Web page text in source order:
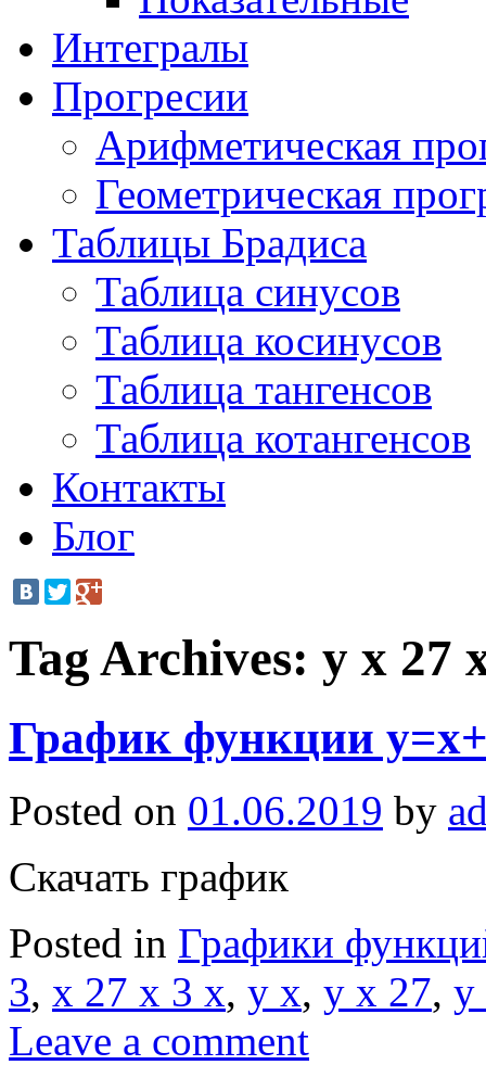
Интегралы
Прогресии
Арифметическая
Геометрическая
Таблицы Брадиса
Таблица синусов
Таблица косинусов
Таблица тангенсов
Таблица котангенсов
Контакты
Блог
Tag Archives: y x 27
График функции
Posted on 01.06.2019 by
Скачать график
Posted in Графики
3, x 27 x 3 x, y x, y x 27, y
Leave a comment